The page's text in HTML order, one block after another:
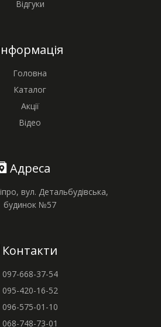
Відгуки
Головна
Каталог
Акції
Відео
Адреса
вул. Детальбудівська,
будинок №57
Контакти
097-668-37-54
095-420-16-52
096-575-01-10
068-748-73-01